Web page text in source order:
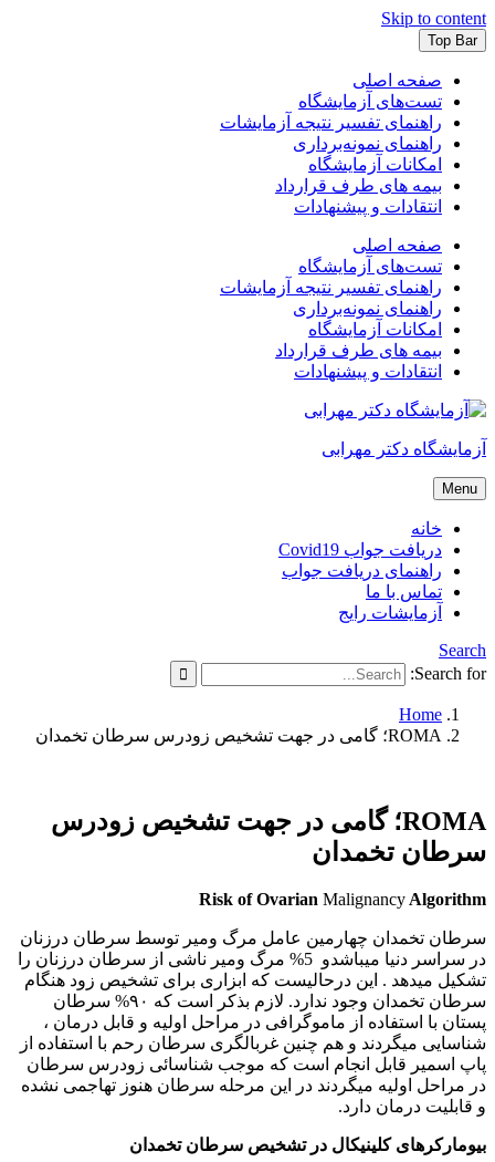
Skip to content
Top Bar
صفحه اصلی
تست‌های آزمایشگاه
راهنمای تفسیر نتیجه آزمایشات
راهنمای نمونه‌برداری
امکانات آزمایشگاه
بیمه های طرف قرارداد
انتقادات و پیشنهادات
صفحه اصلی
تست‌های آزمایشگاه
راهنمای تفسیر نتیجه آزمایشات
راهنمای نمونه‌برداری
امکانات آزمایشگاه
بیمه های طرف قرارداد
انتقادات و پیشنهادات
آزمایشگاه دکتر مهرابی
Menu
خانه
دریافت جواب Covid19
راهنمای دریافت جواب
تماس با ما
آزمایشات رایج
Search
Search for:
Home
ROMA؛ گامی در جهت تشخیص زودرس سرطان تخمدان
ROMA؛ گامی در جهت تشخیص زودرس
سرطان تخمدان
Risk of Ovarian Malignancy Algorithm
سرطان تخمدان چهارمین عامل مرگ ومیر توسط سرطان درزنان
در سراسر دنیا میباشدو 5% مرگ ومیر ناشی از سرطان درزنان را
تشکیل میدهد . این درحالیست که ابزاری برای تشخیص زود هنگام
سرطان تخمدان وجود ندارد. لازم بذکر است که ۹۰% سرطان
پستان با استفاده از ماموگرافی در مراحل اولیه و قابل درمان ،
شناسایی میگردند و هم چنین غربالگری سرطان رحم با استفاده از
پاپ اسمیر قابل انجام است که موجب شناسائی زودرس سرطان
در مراحل اولیه میگردند در این مرحله سرطان هنوز تهاجمی نشده
و قابلیت درمان دارد.
بیومارکرهای کلینیکال در تشخیص سرطان تخمدان